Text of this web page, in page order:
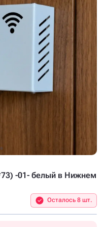
-01- белый в Нижнем
Осталось 8 шт.